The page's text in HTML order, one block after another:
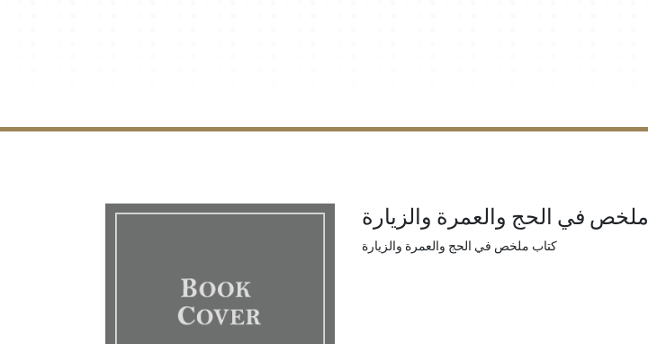
ملخص في الحج والعمرة والزيارة
كتاب ملخص في الحج والعمرة والزيارة